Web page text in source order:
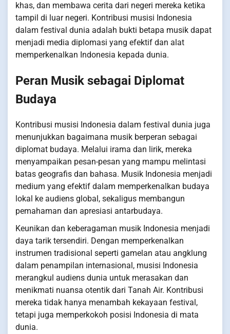
khas, dan membawa cerita dari negeri mereka ketika
tampil di luar negeri. Kontribusi musisi Indonesia
dalam festival dunia adalah bukti betapa musik dapat
menjadi media diplomasi yang efektif dan alat
memperkenalkan Indonesia kepada dunia.
Peran Musik sebagai Diplomat
Budaya
Kontribusi musisi Indonesia dalam festival dunia juga
menunjukkan bagaimana musik berperan sebagai
diplomat budaya. Melalui irama dan lirik, mereka
menyampaikan pesan-pesan yang mampu melintasi
batas geografis dan bahasa. Musik Indonesia menjadi
medium yang efektif dalam memperkenalkan budaya
lokal ke audiens global, sekaligus membangun
pemahaman dan apresiasi antarbudaya.
Keunikan dan keberagaman musik Indonesia menjadi
daya tarik tersendiri. Dengan memperkenalkan
instrumen tradisional seperti gamelan atau angklung
dalam penampilan internasional, musisi Indonesia
merangkul audiens dunia untuk merasakan dan
menikmati nuansa otentik dari Tanah Air. Kontribusi
mereka tidak hanya menambah kekayaan festival,
tetapi juga memperkokoh posisi Indonesia di mata
dunia.